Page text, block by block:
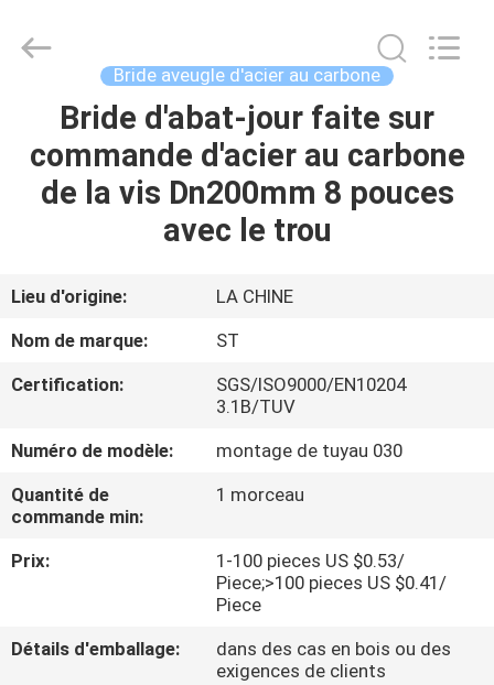
APERÇU
PRODUITS
VR
A
DE
NOUS
D'USINE
Fittings
Group
Developed
Bride aveugle d'acier au carbone
Bride d'abat-jour faite sur
commande d'acier au carbone
de la vis Dn200mm 8 pouces
avec le trou
Lieu d'origine:
LA CHINE
Nom de marque:
ST
Certification:
SGS/ISO9000/EN10204
3.1B/TUV
Numéro de modèle:
montage de tuyau 030
Quantité de
commande min:
1 morceau
Prix:
1-100 pieces US $0.53/
Piece;>100 pieces US $0.41/
Piece
Détails d'emballage:
dans des cas en bois ou des
exigences de clients